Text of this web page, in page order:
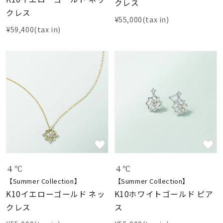
クレス
¥59,400(tax in)
クレス
¥55,000(tax in)
４℃
【Summer Collection】
K10イエローゴールド ネッ
クレス
４℃
【Summer Collection】
K10ホワイトゴールド ピア
ス